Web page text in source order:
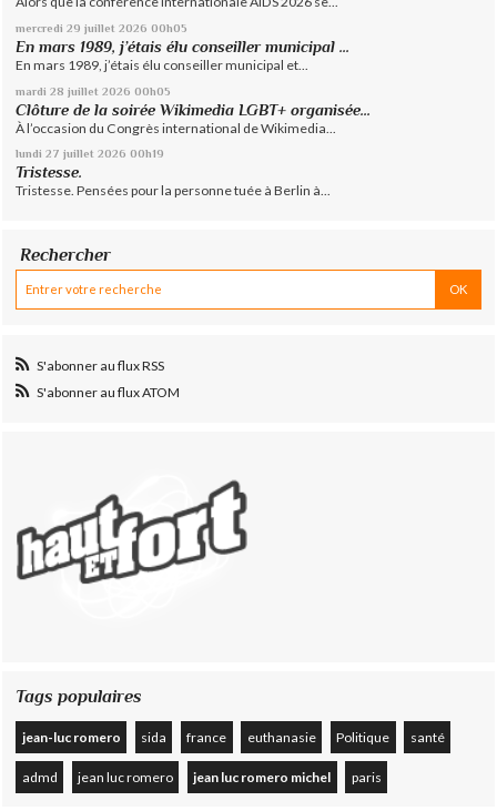
mercredi 29 juillet 2026 00h05
En mars 1989, j’étais élu conseiller municipal ...
En mars 1989, j’étais élu conseiller municipal et...
mardi 28 juillet 2026 00h05
Clôture de la soirée Wikimedia LGBT+ organisée...
À l’occasion du Congrès international de Wikimedia...
lundi 27 juillet 2026 00h19
Tristesse.
Tristesse. Pensées pour la personne tuée à Berlin à...
Rechercher
S'abonner au flux RSS
S'abonner au flux ATOM
Tags populaires
jean-luc romero sida france euthanasie Politique santé
admd jean luc romero jean luc romero michel paris